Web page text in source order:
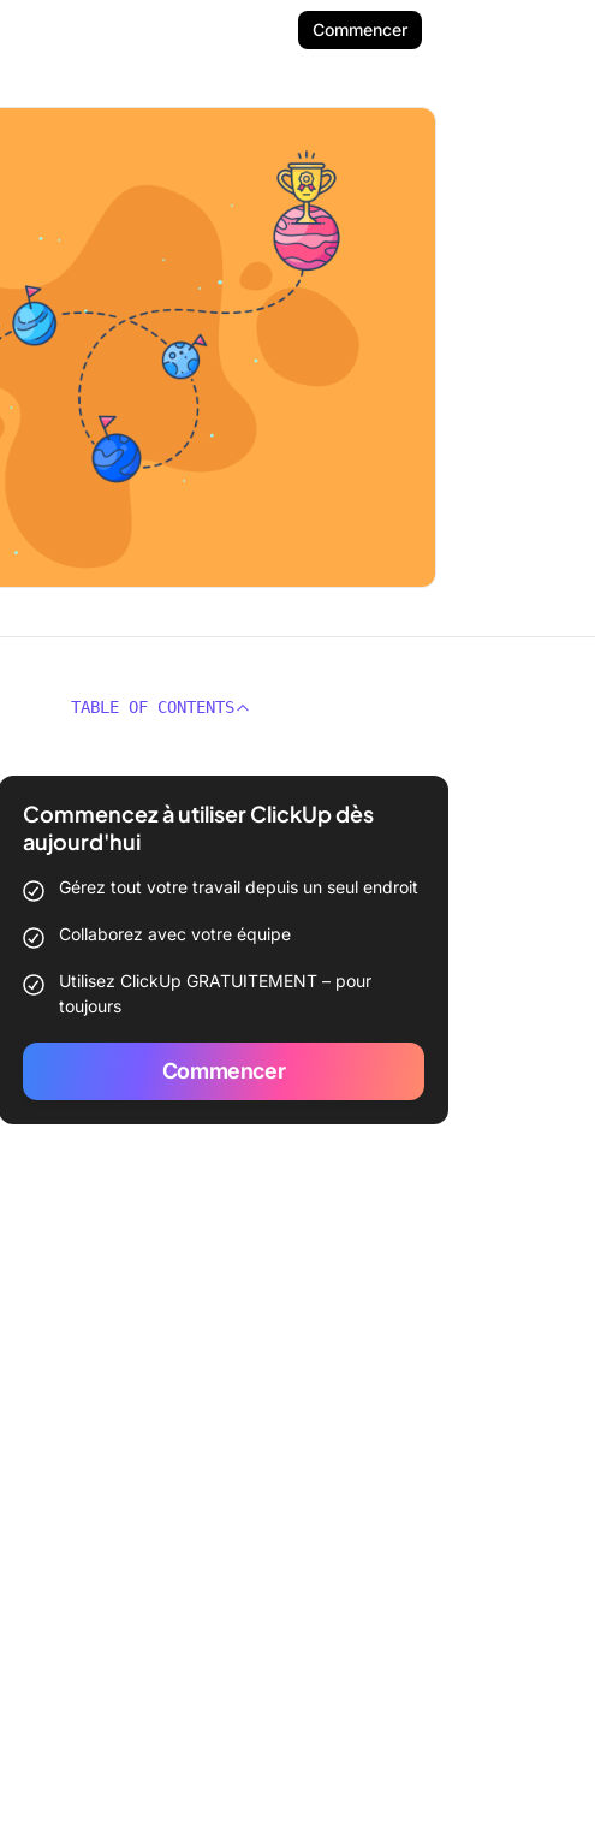
Commencer
TABLE OF CONTENTS
Commencez à utiliser ClickUp dès
aujourd'hui
Gérez tout votre travail depuis un seul endroit
Collaborez avec votre équipe
Utilisez ClickUp GRATUITEMENT – pour
toujours
Commencer